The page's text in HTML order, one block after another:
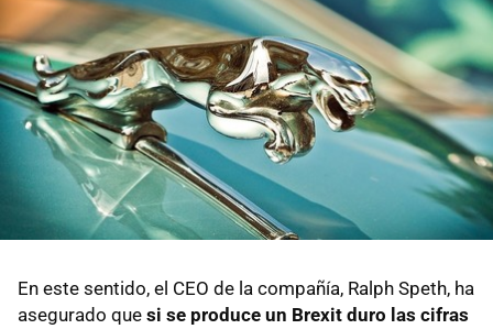
En este sentido, el CEO de la compañía, Ralph Speth, ha
asegurado que si se produce un Brexit duro las cifras